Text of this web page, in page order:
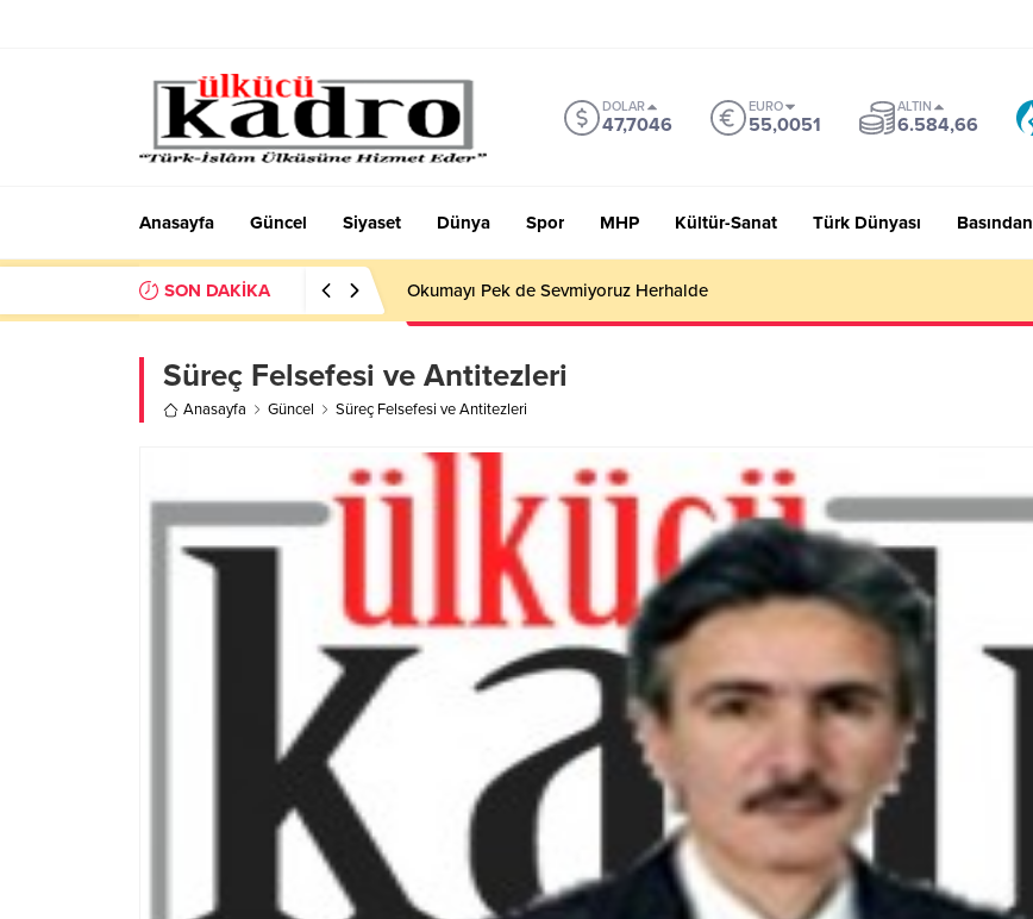
DOLAR
47,7046
EURO
55,0051
ALTIN
6.584,66
Anasayfa Güncel Siyaset Dünya Spor MHP Kültür-Sanat Türk Dünyası Basından
SON DAKİKA Okumayı Pek de Sevmiyoruz Herhalde
Süreç Felsefesi ve Antitezleri
Anasayfa Güncel Süreç Felsefesi ve Antitezleri